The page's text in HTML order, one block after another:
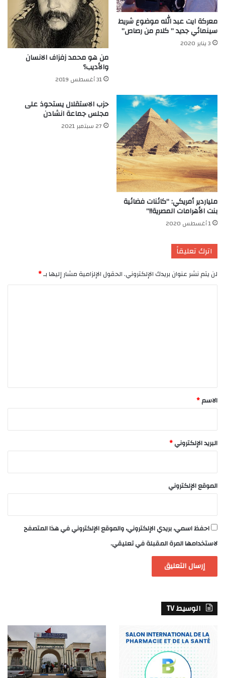
معركة ايت عبد الله موضوع شريط
سينمائي جديد ” كلام من رصاص”
3 يناير 2020
من هو محمد زفزاف الانسان
والأديب؟
31 أغسطس 2019
ملياردير أمريكي: “كائنات فضائية
بنت الأهرامات المصرية!!”
1 أغسطس 2020
حزب الاستقلال يستحوذ على
مجلس جماعة انشادن
27 سبتمبر 2021
اترك تعليقاً
لن يتم نشر عنوان بريدك الإلكتروني.الحقول الإلزامية مشار إليها بـ*
*
الاسم*
البريد الإلكتروني*
الموقع الإلكتروني
احفظ اسمي، بريدي الإلكتروني، والموقع الإلكتروني في هذا المتصفح
لاستخدامها المرة المقبلة في تعليقي.
الوسيط TV